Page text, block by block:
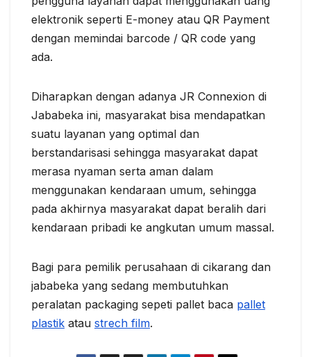
elektronik seperti E-money atau QR Payment
dengan memindai barcode / QR code yang
ada.
Diharapkan dengan adanya JR Connexion di
Jababeka ini, masyarakat bisa mendapatkan
suatu layanan yang optimal dan
berstandarisasi sehingga masyarakat dapat
merasa nyaman serta aman dalam
menggunakan kendaraan umum, sehingga
pada akhirnya masyarakat dapat beralih dari
kendaraan pribadi ke angkutan umum massal.
Bagi para pemilik perusahaan di cikarang dan
jababeka yang sedang membutuhkan
peralatan packaging sepeti pallet baca pallet
plastik atau strech film.